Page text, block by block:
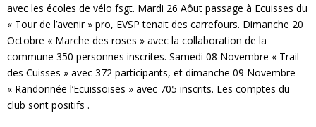
avec les écoles de vélo fsgt. Mardi 26 Aôut passage à Ecuisses du
« Tour de l’avenir » pro, EVSP tenait des carrefours. Dimanche 20
Octobre « Marche des roses » avec la collaboration de la
commune 350 personnes inscrites. Samedi 08 Novembre « Trail
des Cuisses » avec 372 participants, et dimanche 09 Novembre
« Randonnée l’Ecuissoises » avec 705 inscrits. Les comptes du
club sont positifs .